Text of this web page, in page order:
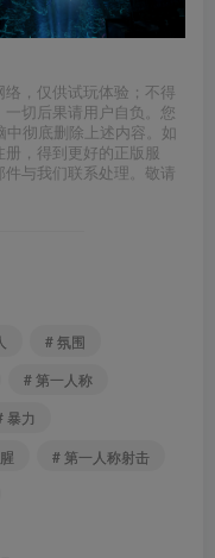
，仅供试玩体验；不得
切后果请用户自负。您
彻底删除上述内容。如
，得到更好的正版服
与我们联系处理。敬请
# 氛围
# 第一人称
暴力
# 第一人称射击